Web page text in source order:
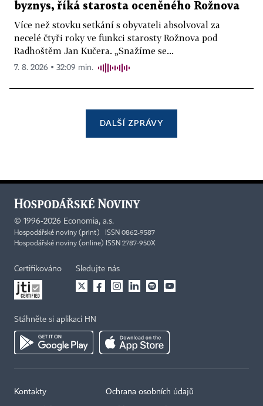
byznys, říká starosta oceněného Rožnova
Více než stovku setkání s obyvateli absolvoval za
necelé čtyři roky ve funkci starosty Rožnova pod
Radhoštěm Jan Kučera. „Snažíme se...
7. 8. 2026 ▪ 32:09 min.
DALŠÍ ZPRÁVY
© 1996-2026 Economia, a.s.
Hospodářské noviny (print) ISSN 0862-9587
Hospodářské noviny (online) ISSN 2787-950X
Certifikováno Sledujte nás
Stáhněte si aplikaci HN
Kontakty Ochrana osobních údajů